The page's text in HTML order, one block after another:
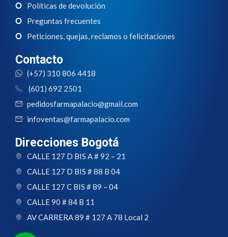
Políticas de devolución
Preguntas frecuentes
Peticiones, quejas, reclamos o felicitaciones
Contacto
(+57) 310 806 4418
(601) 692 2501
pedidosfarmapalacio@gmail.com
infoventas@farmapalacio.com
Direcciones Bogotá
CALLE 127 D BIS A # 92 – 21
CALLE 127 D BIS # 88 B 04
CALLE 127 C BIS # 89 – 04
CALLE 90 # 84 B 11
AV CARRERA 89 # 127 A 78 Local 2